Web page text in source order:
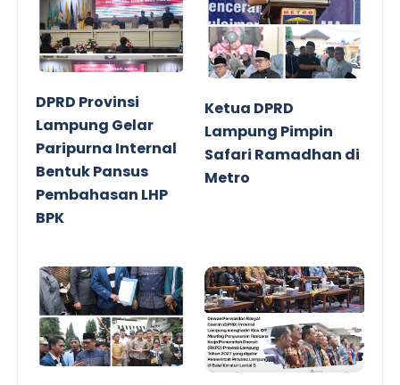
DPRD Provinsi
Lampung Gelar
Paripurna Internal
Bentuk Pansus
Pembahasan LHP
BPK
Ketua DPRD
Lampung Pimpin
Safari Ramadhan di
Metro